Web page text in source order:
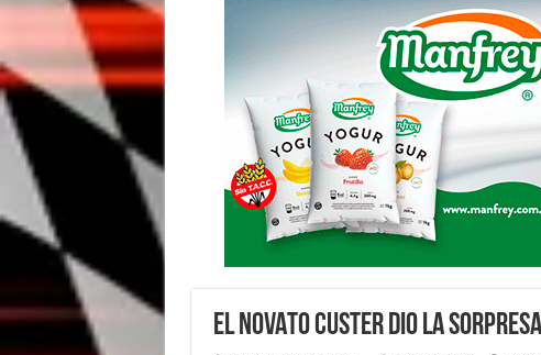
EL NOVATO CUSTER DIO LA